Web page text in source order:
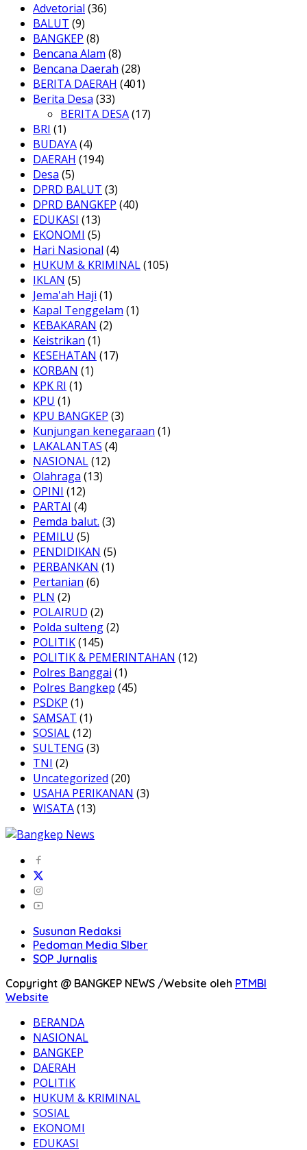
Advetorial (36)
BALUT (9)
BANGKEP (8)
Bencana Alam (8)
Bencana Daerah (28)
BERITA DAERAH (401)
Berita Desa (33)
BERITA DESA(17)
BRI (1)
BUDAYA(4)
DAERAH (194)
Desa (5)
DPRD BALUT (3)
DPRD BANGKEP (40)
EDUKASI (13)
EKONOMI (5)
Hari Nasional (4)
HUKUM & KRIMINAL(105)
IKLAN (5)
Jema'ah Haji (1)
Kapal Tenggelam (1)
KEBAKARAN (2)
Keistrikan (1)
KESEHATAN (17)
KORBAN (1)
KPK RI (1)
KPU (1)
KPU BANGKEP (3)
Kunjungan kenegaraan (1)
LAKALANTAS (4)
NASIONAL(12)
Olahraga (13)
OPINI (12)
PARTAI (4)
Pemda balut. (3)
PEMILU (5)
PENDIDIKAN (5)
PERBANKAN (1)
Pertanian (6)
PLN (2)
POLAIRUD (2)
Polda sulteng(2)
POLITIK(145)
POLITIK & PEMERINTAHAN (12)
Polres Banggai (1)
Polres Bangkep (45)
PSDKP (1)
SAMSAT (1)
SOSIAL(12)
SULTENG (3)
TNI (2)
Uncategorized (20)
USAHA PERIKANAN (3)
WISATA(13)
Susunan Redaksi
Pedoman Media SIber
SOP Jurnalis
Copyright @ BANGKEP NEWS /Website oleh PTMBI
Website
BERANDA
NASIONAL
BANGKEP
DAERAH
POLITIK
HUKUM & KRIMINAL
SOSIAL
EKONOMI
EDUKASI